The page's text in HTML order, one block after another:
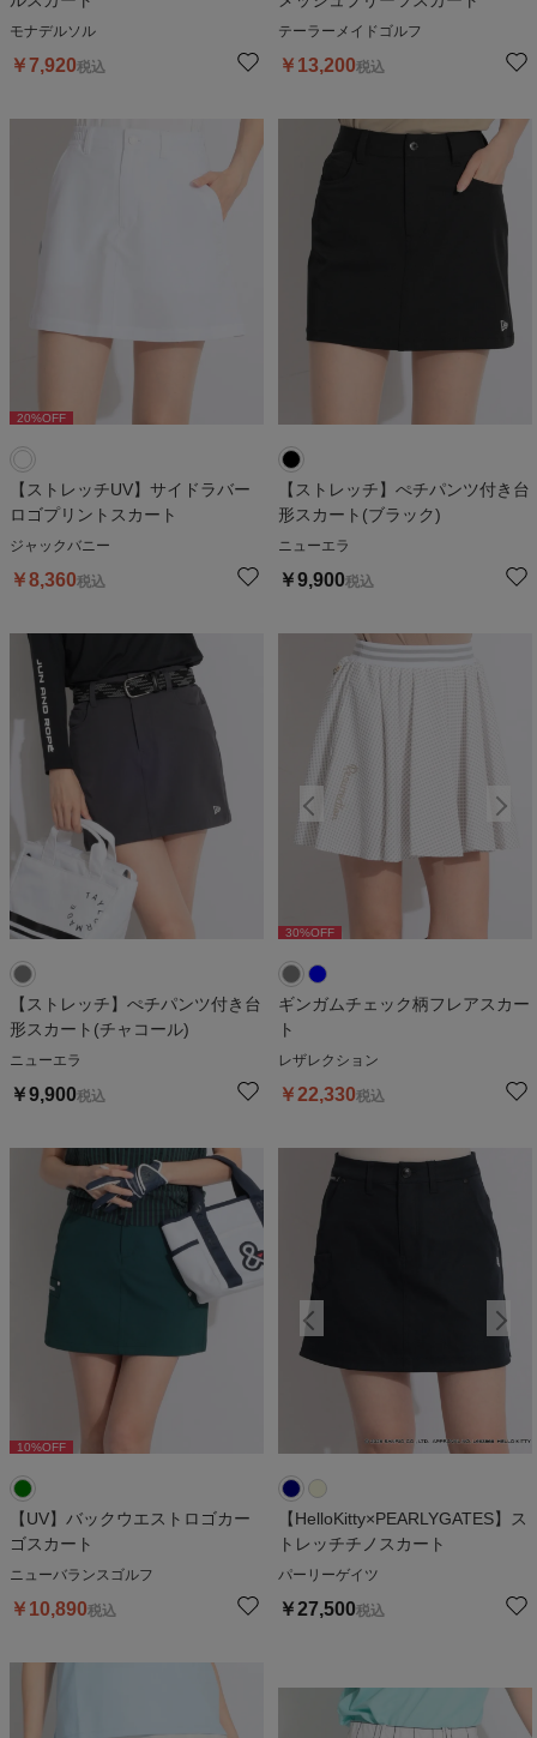
モナデルソル
￥7,920税込
テーラーメイドゴルフ
￥ 13,200税込
20%OFF
【ストレッチUV】サイドラバー
ロゴプリントスカート
ジャックバニー
￥8,360税込
【ストレッチ】ぺチパンツ付き台
形スカート(ブラック)
ニューエラ
￥9,900税込
【ストレッチ】ぺチパンツ付き台
形スカート(チャコール)
ニューエラ
￥9,900税込
30%OFF 30%OFF
ギンガムチェック柄フレアスカー
ト
レザレクション
￥22,330税込
10%OFF
【UV】バックウエストロゴカー
ゴスカート
ニューバランスゴルフ
￥ 10,890税込
【HelloKitty×PEARLYGATES】ス
トレッチチノスカート
パーリーゲイツ
￥27,500税込